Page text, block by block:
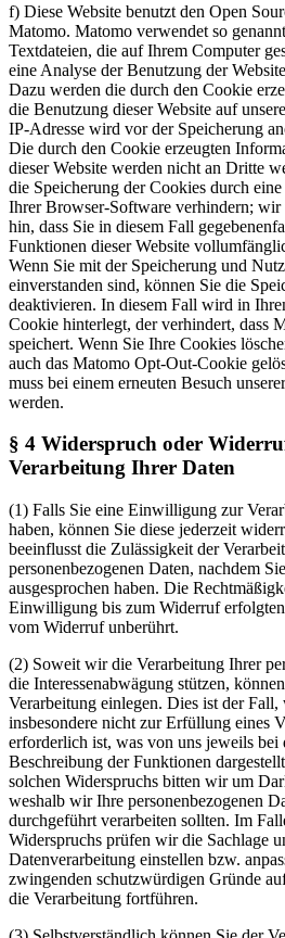
f) Diese Website benutzt den Open
Matomo. Matomo verwendet so
Textdateien, die auf Ihrem Computer
eine Analyse der Benutzung der
Dazu werden die durch den Cookie
die Benutzung dieser Website auf
IP-Adresse wird vor der Speicherung
Die durch den Cookie erzeugten
dieser Website werden nicht an Dritte
die Speicherung der Cookies durch
Ihrer Browser-Software verhindern; wir
hin, dass Sie in diesem Fall
Funktionen dieser Website
Wenn Sie mit der Speicherung und
einverstanden sind, können Sie die
deaktivieren. In diesem Fall wird in
Cookie hinterlegt, der verhindert, dass
speichert. Wenn Sie Ihre Cookies
auch das Matomo Opt-Out-Cookie
muss bei einem erneuten Besuch
werden.
§ 4 Widerspruch oder
Verarbeitung Ihrer Daten
(1) Falls Sie eine Einwilligung zur
haben, können Sie diese jederzeit
beeinflusst die Zulässigkeit der
personenbezogenen Daten, nachdem
ausgesprochen haben. Die
Einwilligung bis zum Widerruf
vom Widerruf unberührt.
(2) Soweit wir die Verarbeitung Ihrer
die Interessenabwägung stützen,
Verarbeitung einlegen. Dies ist der
insbesondere nicht zur Erfüllung eines
erforderlich ist, was von uns jeweils bei
Beschreibung der Funktionen
solchen Widerspruchs bitten wir um
weshalb wir Ihre personenbezogenen
durchgeführt verarbeiten sollten. Im
Widerspruchs prüfen wir die Sachlage
Datenverarbeitung einstellen bzw.
zwingenden schutzwürdigen Gründe
die Verarbeitung fortführen.